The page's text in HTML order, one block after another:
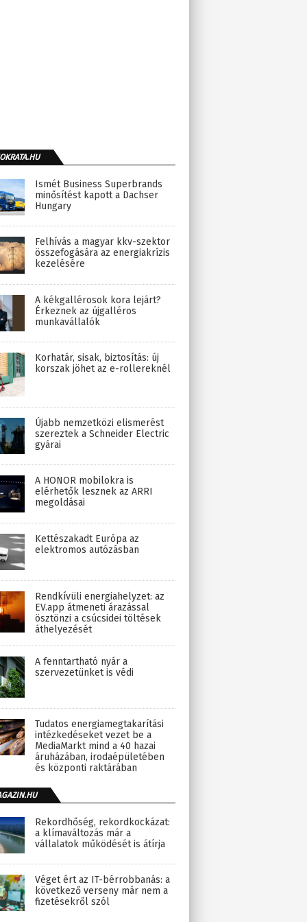
Ismét Business Superbrands
minősítést kapott a Dachser
Hungary
Felhívás a magyar kkv-szektor
összefogására az energiakrízis
kezelésére
A kékgallérosok kora lejárt?
Érkeznek az újgalléros
munkavállalók
Korhatár, sisak, biztosítás: új
korszak jöhet az e-rollereknél
Újabb nemzetközi elismerést
szereztek a Schneider Electric
gyárai
A HONOR mobilokra is
elérhetők lesznek az ARRI
megoldásai
Kettészakadt Európa az
elektromos autózásban
Rendkívüli energiahelyzet: az
EV.app átmeneti árazással
ösztönzi a csúcsidei töltések
áthelyezését
A fenntartható nyár a
szervezetünket is védi
Tudatos energiamegtakarítási
intézkedéseket vezet be a
MediaMarkt mind a 40 hazai
áruházában, irodaépületében
és központi raktárában
Rekordhőség, rekordkockázat:
a klímaváltozás már a
vállalatok működését is átírja
Véget ért az IT-bérrobbanás: a
következő verseny már nem a
fizetésekről szól